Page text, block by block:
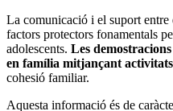
La comunicació i el suport entre
factors protectors fonamentals
adolescents. Les
en família mitjançant
cohesió familiar.
Aquesta informació és de